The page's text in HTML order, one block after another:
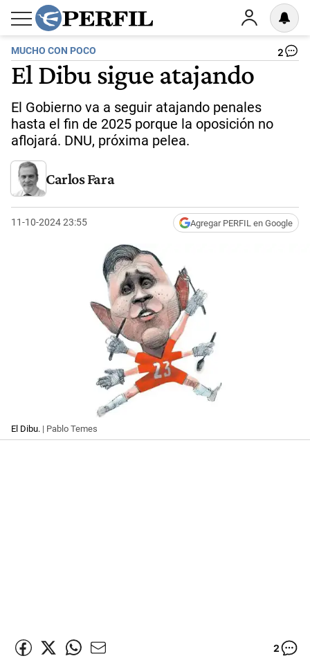
MUCHO CON POCO 2
El Dibu sigue atajando
El Gobierno va a seguir atajando penales
hasta el fin de 2025 porque la oposición no
aflojará. DNU, próxima pelea.
Carlos Fara
11-10-2024 23:55 Agregar PERFIL en Google
El Dibu. | Pablo Temes
2